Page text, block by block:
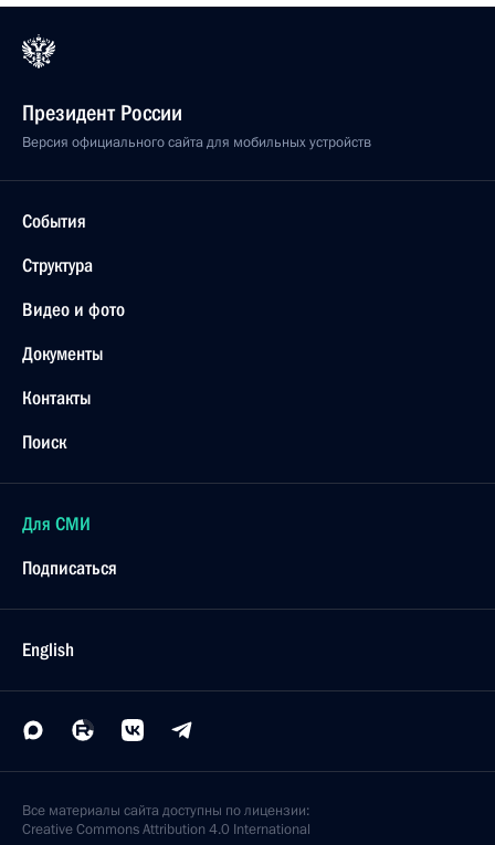
Президент России
Версия официального сайта для мобильных устройств
События
Структура
Видео и фото
Документы
Контакты
Поиск
Для СМИ
Подписаться
English
Все материалы сайта доступны по лицензии:
Creative Commons Attribution 4.0 International